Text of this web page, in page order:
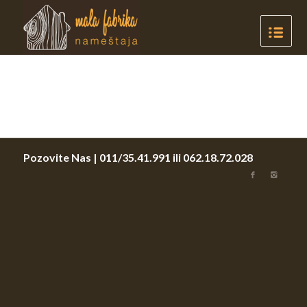
Pozovite Nas | 011/35.41.991 ili 062.18.72.028